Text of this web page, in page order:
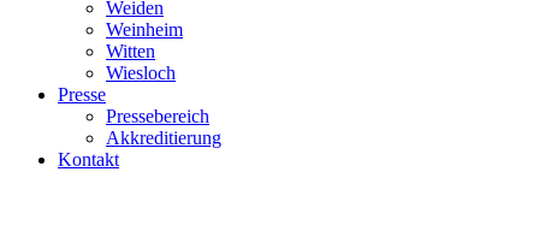
Weiden
Weinheim
Witten
Wiesloch
Presse
Pressebereich
Akkreditierung
Kontakt